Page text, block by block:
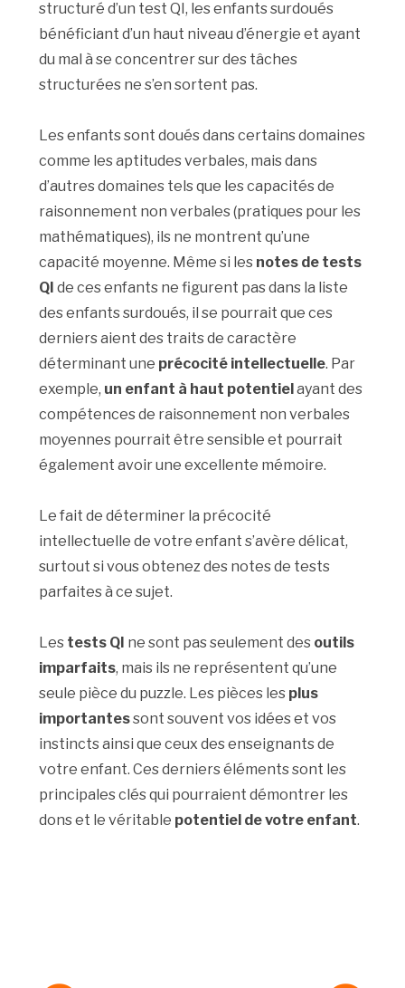
structuré d’un test QI, les enfants surdoués
bénéficiant d’un haut niveau d’énergie et ayant
du mal à se concentrer sur des tâches
structurées ne s’en sortent pas.
Les enfants sont doués dans certains domaines
comme les aptitudes verbales, mais dans
d’autres domaines tels que les capacités de
raisonnement non verbales (pratiques pour les
mathématiques), ils ne montrent qu’une
capacité moyenne. Même si les notes de tests
QI de ces enfants ne figurent pas dans la liste
des enfants surdoués, il se pourrait que ces
derniers aient des traits de caractère
déterminant une précocité intellectuelle. Par
exemple, un enfant à haut potentielayant des
compétences de raisonnement non verbales
moyennes pourrait être sensible et pourrait
également avoir une excellente mémoire.
Le fait de déterminer la précocité
intellectuelle de votre enfant s’avère délicat,
surtout si vous obtenez des notes de tests
parfaites à ce sujet.
Les tests QI ne sont pas seulement des outils
imparfaits, mais ils ne représentent qu’une
seule pièce du puzzle. Les pièces les plus
importantessont souvent vos idées et vos
instincts ainsi que ceux des enseignants de
votre enfant. Ces derniers éléments sont les
principales clés qui pourraient démontrer les
dons et le véritable potentiel de votre enfant.